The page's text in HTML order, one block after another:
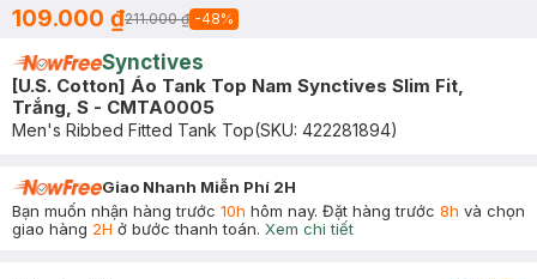
109.000 ₫211.000 ₫ -48%
Synctives
[U.S. Cotton] Áo Tank Top Nam Synctives Slim Fit,
Trắng, S - CMTA0005
Men's Ribbed Fitted Tank Top(SKU: 422281894)
Giao Nhanh Miễn Phí 2H
Bạn muốn nhận hàng trước 10h hôm nay. Đặt hàng trước 8h và chọn
giao hàng 2H ở bước thanh toán. Xem chi tiết